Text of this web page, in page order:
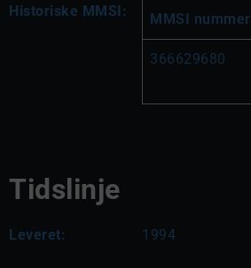
Historiske MMSI: MMSI nummer
366629680
Tidslinje
Leveret: 1994